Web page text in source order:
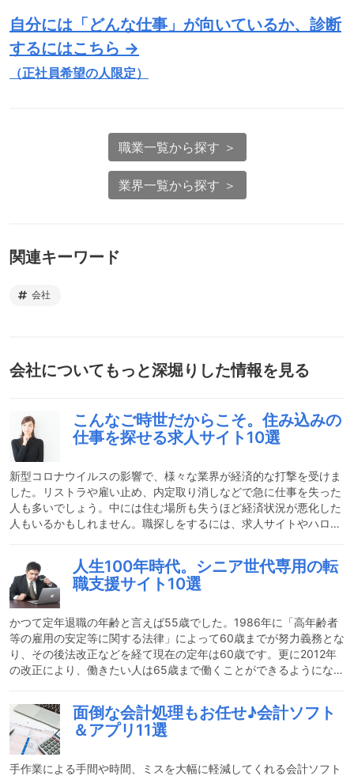
自分には「どんな仕事」が向いているか、診断
するにはこちら →
（正社員希望の人限定）
職業一覧から探す ＞
業界一覧から探す ＞
関連キーワード
会社
会社についてもっと深堀りした情報を見る
こんなご時世だからこそ。住み込みの
仕事を探せる求人サイト10選
新型コロナウイルスの影響で、様々な業界が経済的な打撃を受けま
した。リストラや雇い止め、内定取り消しなどで急に仕事を失った
人も多いでしょう。中には住む場所も失うほど経済状況が悪化した
人もいるかもしれません。職探しをするには、求人サイトやハロー
す。在職中だったり失業保険が出ている人なら、内定まで時間がか
かっても経済的な不安は少なくて済みます。しかし家を失ったりな
どで今すぐにも収入確保したい人にとって、一般的なアプローチで
は時間がかかり過ぎてしまいます。そんな時に便利なのが「住み込
み」の仕事です。寮や社宅がついていることで住む場所を確保でき
人生100年時代。シニア世代専用の転
職支援サイト10選
かつて定年退職の年齢と言えば55歳でした。1986年に「高年齢者
等の雇用の安定等に関する法律」によって60歳までが努力義務とな
り、その後法改正などを経て現在の定年は60歳です。更に2012年
の改正により、働きたい人は65歳まで働くことができるようになり
保が努力義務として追加されました。つまり、実質70歳まで働くこ
とができる環境が整っているのです。金融庁が金融審議会で報告し
た「老後30年間で約2000万円が不足する」という試算は、「老後
2000万円問題」として話題になりました。老後資金を貯めるため
にも「なるべく働き続けたい」という人
面倒な会計処理もお任せ♪会計ソフト
＆アプリ11選
手作業による手間や時間、ミスを大幅に軽減してくれる会計ソフト